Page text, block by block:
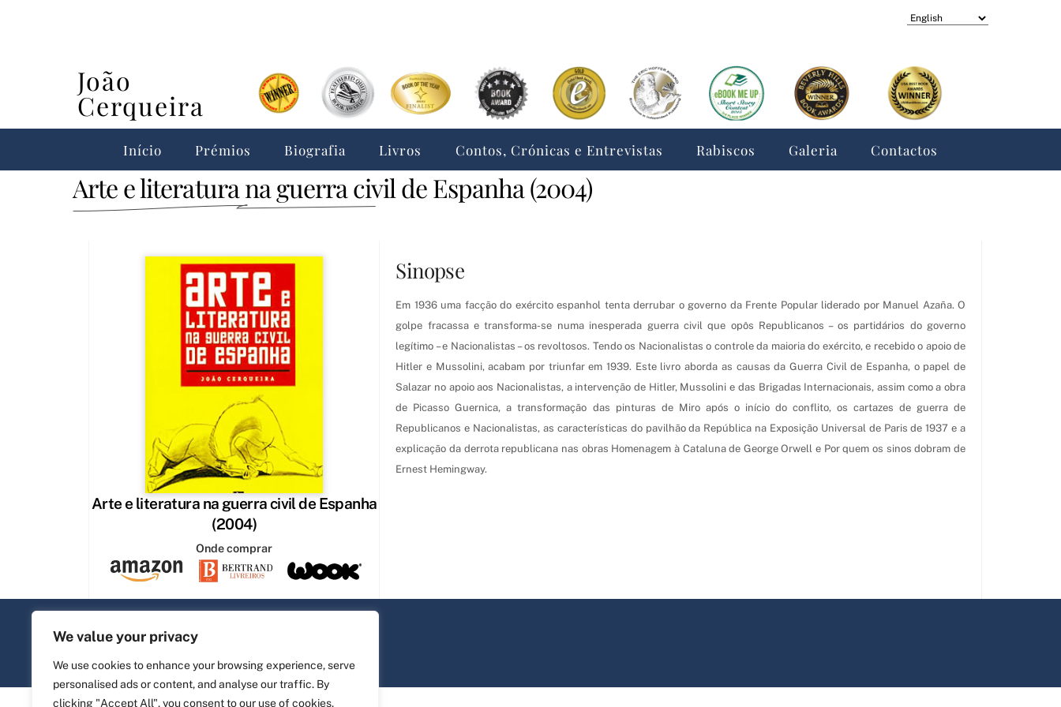
We value your privacy
We use cookies to enhance your browsing experience, serve
personalised ads or content, and analyse our traffic. By
clicking "Accept All", you consent to our use of cookies.
Escolha
João
Cerqueira
Início Prémios Biografia Livros Contos, Crónicas e Entrevistas Rabiscos Galeria Contactos
Arte e literatura na guerra civil de Espanha (2004)
Arte e literatura na guerra civil de Espanha
(2004)
Onde comprar
Sinopse
Em 1936 uma facção do exército espanhol tenta derrubar o governo da Frente Popular liderado por Manuel Azaña. O
golpe fracassa e transforma-se numa inesperada guerra civil que opôs Republicanos – os partidários do governo
legítimo – e Nacionalistas – os revoltosos. Tendo os Nacionalistas o controle da maioria do exército, e recebido o apoio de
Hitler e Mussolini, acabam por triunfar em 1939. Este livro aborda as causas da Guerra Civil de Espanha, o papel de
Salazar no apoio aos Nacionalistas, a intervenção de Hitler, Mussolini e das Brigadas Internacionais, assim como a obra
de Picasso Guernica, a transformação das pinturas de Miro após o início do conflito, os cartazes de guerra de
Republicanos e Nacionalistas, as características do pavilhão da República na Exposição Universal de Paris de 1937 e a
explicação da derrota republicana nas obras Homenagem à Cataluna de George Orwell e Por quem os sinos dobram de
Ernest Hemingway.
Desenvolvido por